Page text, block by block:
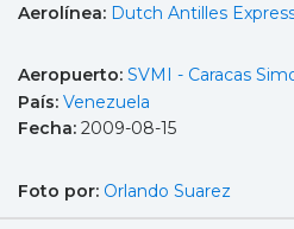
Aerolínea: Dutch Antilles
Aeropuerto: SVMI - Caracas
País: Venezuela
Fecha: 2009-08-15
Foto por: Orlando Suarez